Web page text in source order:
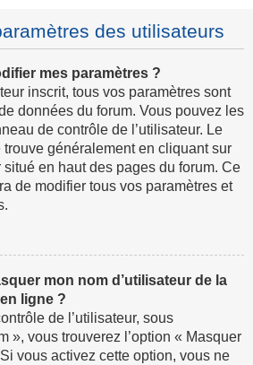
des utilisateurs
mes paramètres ?
inscrit, tous vos paramètres sont
données du forum. Vous pouvez les
de contrôle de l’utilisateur. Le
trouve généralement en cliquant sur
situé en haut des pages du forum. Ce
de modifier tous vos paramètres et
mon nom d’utilisateur de la
ligne ?
de l’utilisateur, sous
», vous trouverez l’option « Masquer
vous activez cette option, vous ne